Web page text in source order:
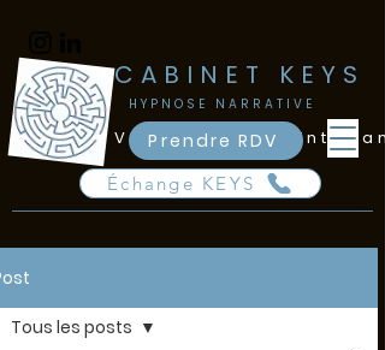
​CABINET KEYS
​HYPNOSE NARRATIVE
Vincennes - Saint-
Prendre RDV
Échange KEYS
Tous les posts